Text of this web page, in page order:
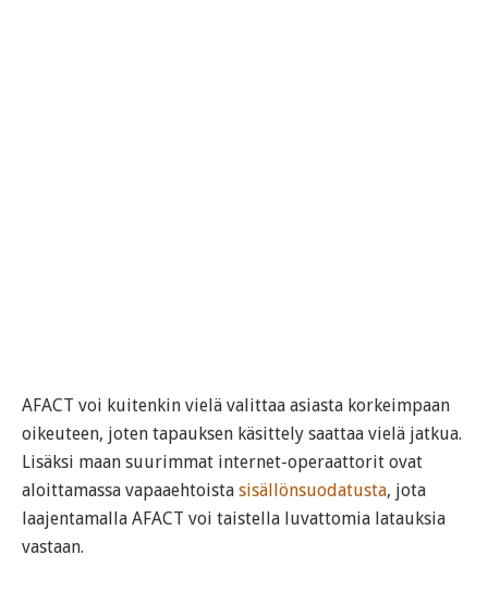
AFACT voi kuitenkin vielä valittaa asiasta korkeimpaan
oikeuteen, joten tapauksen käsittely saattaa vielä jatkua.
Lisäksi maan suurimmat internet-operaattorit ovat
aloittamassa vapaaehtoista sisällönsuodatusta, jota
laajentamalla AFACT voi taistella luvattomia latauksia
vastaan.